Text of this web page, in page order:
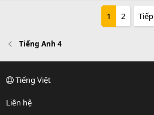
1 2 Tiếp
Tiếng Anh 4
Tiếng Việt
Liên hệ